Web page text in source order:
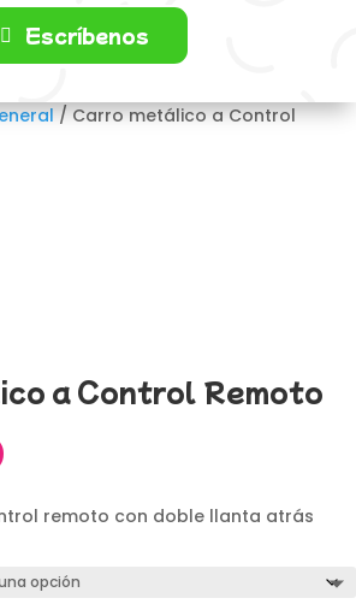
Escríbenos
/ Carro metálico a Control
a Control Remoto
remoto con doble llanta atrás